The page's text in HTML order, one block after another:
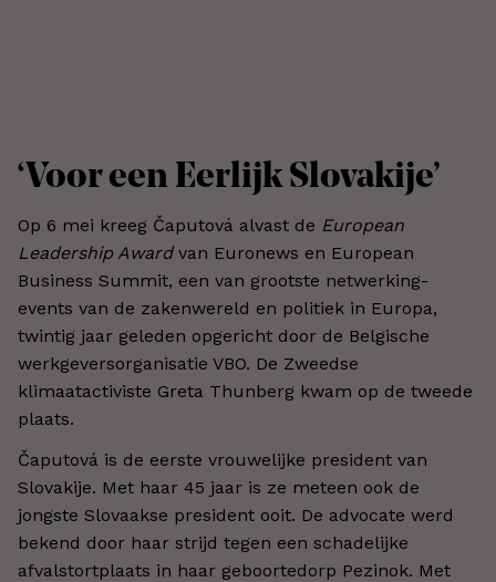
‘Voor een Eerlijk Slovakije’
Op 6 mei kreeg Čaputová alvast de European
Leadership Awardvan Euronews en European
Business Summit, een van grootste netwerking-
events van de zakenwereld en politiek in Europa,
twintig jaar geleden opgericht door de Belgische
werkgeversorganisatie VBO. De Zweedse
klimaatactiviste Greta Thunberg kwam op de tweede
plaats.
Čaputová is de eerste vrouwelijke president van
Slovakije. Met haar 45 jaar is ze meteen ook de
jongste Slovaakse president ooit. De advocate werd
bekend door haar strijd tegen een schadelijke
afvalstortplaats in haar geboortedorp Pezinok. Met